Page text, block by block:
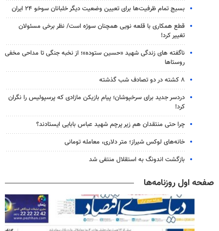
بسیج تمام ظرفیت‌ها برای تعیین وضعیت دیگر خلبانان سوخو ۲۴ ایران
قطع همکاری با قلعه نویی همچنان سوژه است/ نظر برخی مسئولان
تغییر کرد!
ناگفته های زندگی شهید «حسین ستوده»؛ از نخبه جنگی تا مداحی مخفی
روستاها
۸ کشته در دو تصادف شب گذشته
دردسر جدید برای سرخپوشان؛ پیام بازیکن مازادی که پرسپولیس را نگران
کرد!
چرا حتی منتقدان هم زیر پرچم شهید عباس بابایی ایستادند؟
خانه‌های لوکس شیراز؛ متر دلاری، معامله تومانی
بازگشت اندونگ به استقلال منتفی شد
صفحه اول روزنامه‌ها